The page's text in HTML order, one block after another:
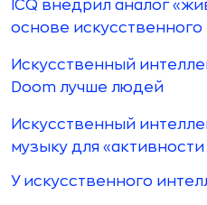
ICQ внедрил аналог
основе искусственного
Искусственный
Doom лучше людей
Искусственный
музыку для «активности
У искусственного